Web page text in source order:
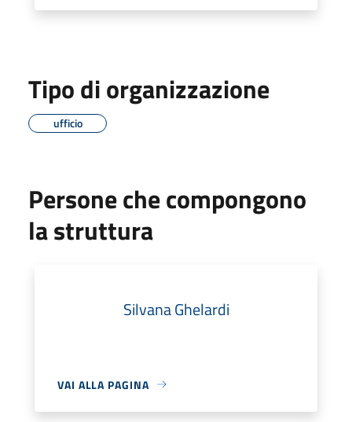
Tipo di organizzazione
ufficio
Persone che compongono
la struttura
Silvana Ghelardi
VAI ALLA PAGINA